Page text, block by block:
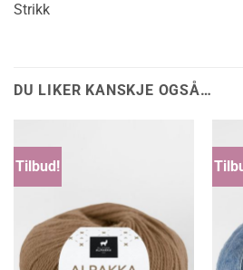
Strikk
DU LIKER KANSKJE OGSÅ…
Tilbud!